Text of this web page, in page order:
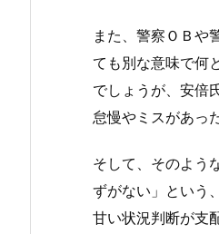
また、警察ＯＢや
ても別な意味で何
でしょうが、安倍
怠慢やミスがあっ
そして、そのよう
ずがない」という
甘い状況判断が支